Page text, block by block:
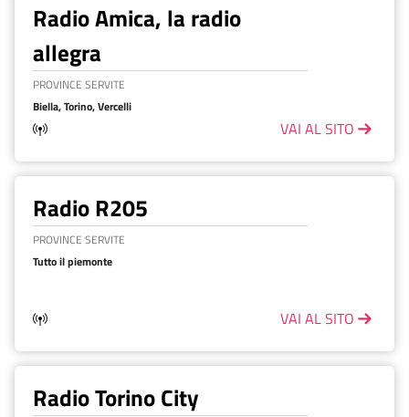
Radio Amica, la radio
allegra
PROVINCE SERVITE
Biella, Torino, Vercelli
VAI AL SITO
Radio R205
PROVINCE SERVITE
Tutto il piemonte
VAI AL SITO
Radio Torino City